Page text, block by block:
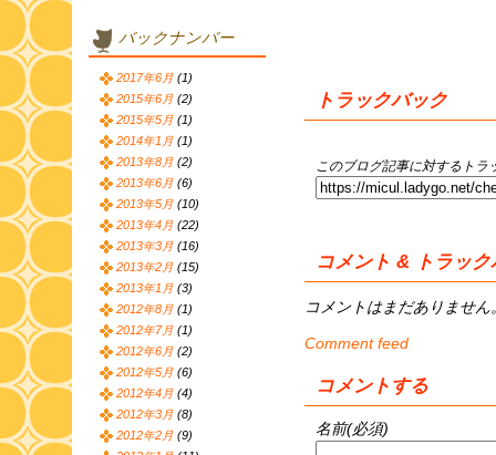
トラックバック
このブログ記事に対するトラ
コメント & トラック
コメントはまだありません
Comment feed
コメントする
名前(必須)
バックナンバー
2017年6月 (1)
2015年6月 (2)
2015年5月 (1)
2014年1月 (1)
2013年8月 (2)
2013年6月 (6)
2013年5月 (10)
2013年4月 (22)
2013年3月 (16)
2013年2月 (15)
2013年1月 (3)
2012年8月 (1)
2012年7月 (1)
2012年6月 (2)
2012年5月 (6)
2012年4月 (4)
2012年3月 (8)
2012年2月 (9)